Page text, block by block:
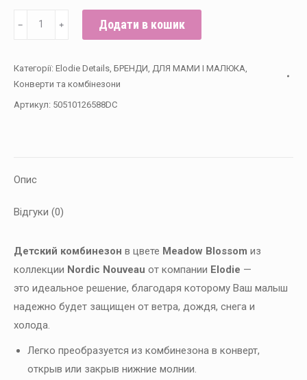
Детский
Meadow
Blossom,
0-
﹣ ﹢ Додати в кошик
Категорії: Elodie Details БРЕНДИ ДЛЯ МАМИ І МАЛЮКА
Конверти та комбінезони
Артикул: 50510126588DC
Опис
Відгуки (0)
Детский комбинезон в цвете Meadow Blossom из
коллекции Nordic Nouveau от компании Elodie —
это идеальное решение, благодаря которому Ваш малыш
надежно будет защищен от ветра, дождя, снега и
холода.
Легко преобразуется из комбинезона в конверт,
открыв или закрыв нижние молнии.